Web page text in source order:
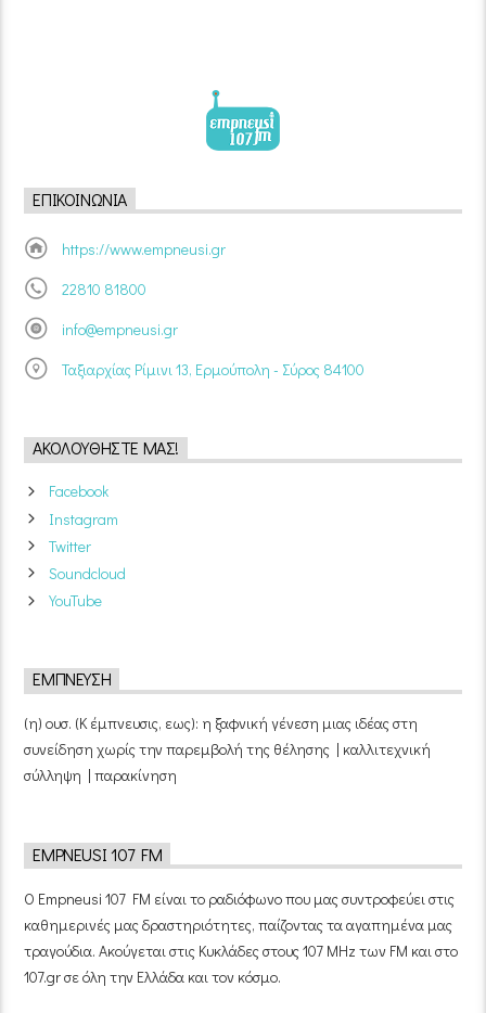
ΕΠΙΚΟΙΝΩΝΊΑ
https://www.empneusi.gr
22810 81800
info@empneusi.gr
Ταξιαρχίας Ρίμινι 13, Ερμούπολη - Σύρος 84100
ΑΚΟΛΟΥΘΉΣΤΕ ΜΑΣ!
Facebook
Instagram
Twitter
Soundcloud
YouTube
ΈΜΠΝΕΥΣΗ
(η) ουσ. (Κ έμπνευσις, εως): η ξαφνική γένεση μιας ιδέας στη
συνείδηση χωρίς την παρεμβολή της θέλησης | καλλιτεχνική
σύλληψη | παρακίνηση
EMPNEUSI 107 FM
Ο Empneusi 107 FM είναι το ραδιόφωνο που μας συντροφεύει στις
καθημερινές μας δραστηριότητες, παίζοντας τα αγαπημένα μας
τραγούδια. Ακούγεται στις Κυκλάδες στους 107 MHz των FM και στο
107.gr σε όλη την Ελλάδα και τον κόσμο.